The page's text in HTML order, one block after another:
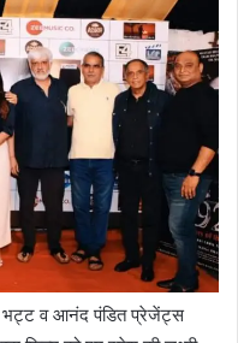
व आनंद पंडित प्रेजेंट्स